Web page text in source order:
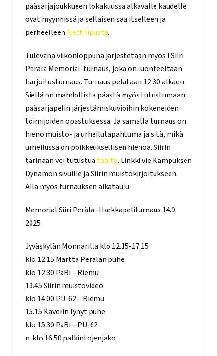
pääsarjajoukkueen lokakuussa alkavalle kaudelle
ovat myynnissä ja sellaisen saa itselleen ja
perheelleen Nettilipusta.
Tulevana viikonloppuna järjestetään myös I Siiri
Perälä Memorial-turnaus, joka on luonteeltaan
harjoitusturnaus. Turnaus pelataan 12:30 alkaen.
Siellä on mahdollista päästä myös tutustumaan
pääsarjapelin järjestämiskuvioihin kokeneiden
toimijoiden opastuksessa. Ja samalla turnaus on
hieno muisto- ja urheilutapahtuma ja sitä, mikä
urheilussa on poikkeuksellisen hienoa. Siirin
tarinaan voi tutustua täältä. Linkki vie Kampuksen
Dynamon sivuille ja Siirin muistokirjoitukseen.
Alla myös turnauksen aikataulu.
Memorial Siiri Perälä -Harkkapeliturnaus 14.9.
2025
Jyväskylän Monnarilla klo 12.15-17.15
klo 12.15 Martta Perälän puhe
klo 12.30 PaRi – Riemu
13.45 Siirin muistovideo
klo 14.00 PU-62 – Riemu
15.15 Kaverin lyhyt puhe
klo 15.30 PaRi – PU-62
n. klo 16.50 palkintojenjako